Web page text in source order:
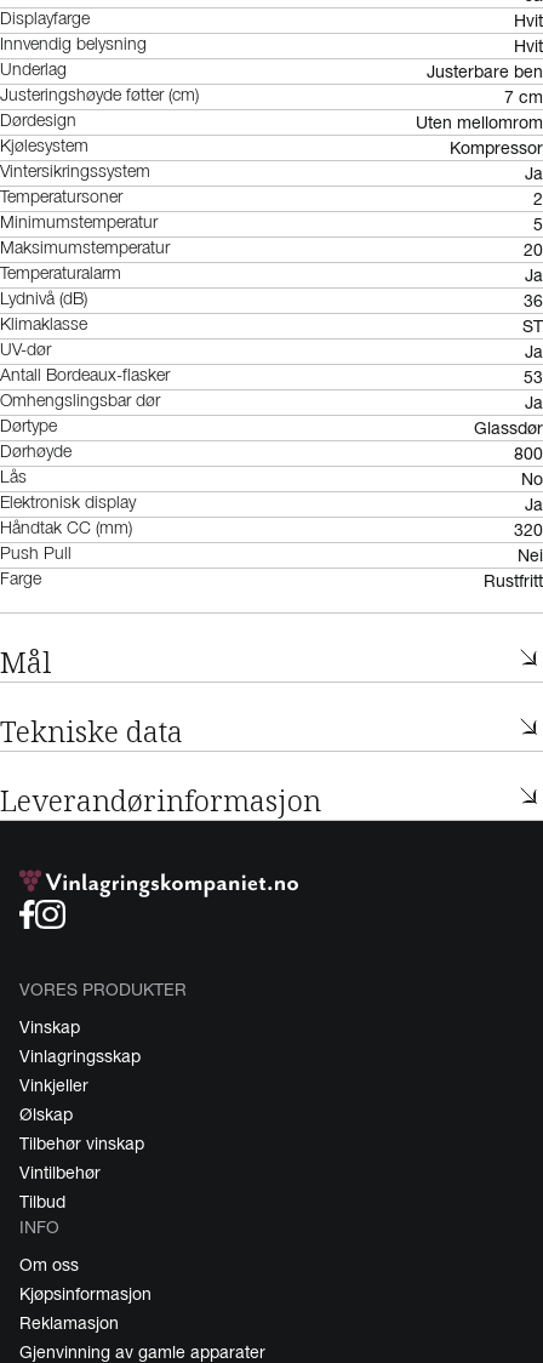
Displayfarge Hvit
Innvendig belysning Hvit
Underlag Justerbare ben
Justeringshøyde føtter (cm) 7 cm
Dørdesign Uten mellomrom
Kjølesystem Kompressor
Vintersikringssystem Ja
Temperatursoner 2
Minimumstemperatur 5
Maksimumstemperatur 20
Temperaturalarm Ja
Lydnivå (dB) 36
Klimaklasse ST
UV-dør Ja
Antall Bordeaux-flasker 53
Omhengslingsbar dør Ja
Dørtype Glassdør
Dørhøyde 800
Lås No
Elektronisk display Ja
Håndtak CC (mm) 320
Push Pull Nei
Farge Rustfritt
Mål
Tekniske data
Leverandørinformasjon
VORES PRODUKTER
Vinskap
Vinlagringsskap
Vinkjeller
Ølskap
Tilbehør vinskap
Vintilbehør
Tilbud
INFO
Om oss
Kjøpsinformasjon
Reklamasjon
Gjenvinning av gamle apparater